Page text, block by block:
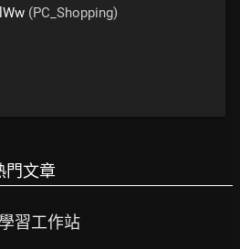
(PC_Shopping)
門文章
習工作站